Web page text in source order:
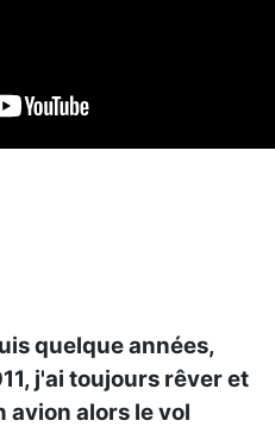
quelque années,
j'ai toujours rêver et
avion alors le vol